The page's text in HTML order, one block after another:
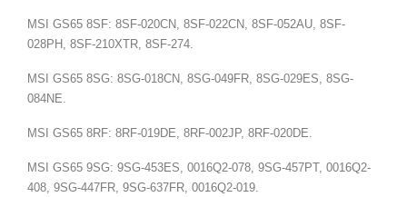
MSI GS65 8SF: 8SF-020CN, 8SF-022CN, 8SF-052AU, 8SF-
028PH, 8SF-210XTR, 8SF-274.
MSI GS65 8SG: 8SG-018CN, 8SG-049FR, 8SG-029ES, 8SG-
084NE.
MSI GS65 8RF: 8RF-019DE, 8RF-002JP, 8RF-020DE.
MSI GS65 9SG: 9SG-453ES, 0016Q2-078, 9SG-457PT, 0016Q2-
408, 9SG-447FR, 9SG-637FR, 0016Q2-019.